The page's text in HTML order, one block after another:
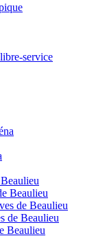
service
Beaulieu
de Beaulieu
de Beaulieu
Beaulieu